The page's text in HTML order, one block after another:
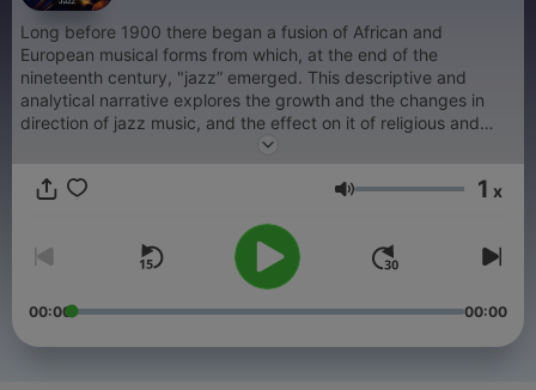
Long before 1900 there began a fusion of African and
European musical forms from which, at the end of the
nineteenth century, "jazz” emerged. This descriptive and
analytical narrative explores the growth and the changes in
direction of jazz music, and the effect on it of religious and
economic as well as artistic and individual influences. -
Volumen 1 x
00:00 00:00